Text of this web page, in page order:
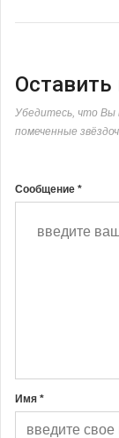
Убедитесь, что Вы
помеченные
Сообщение *
Имя *